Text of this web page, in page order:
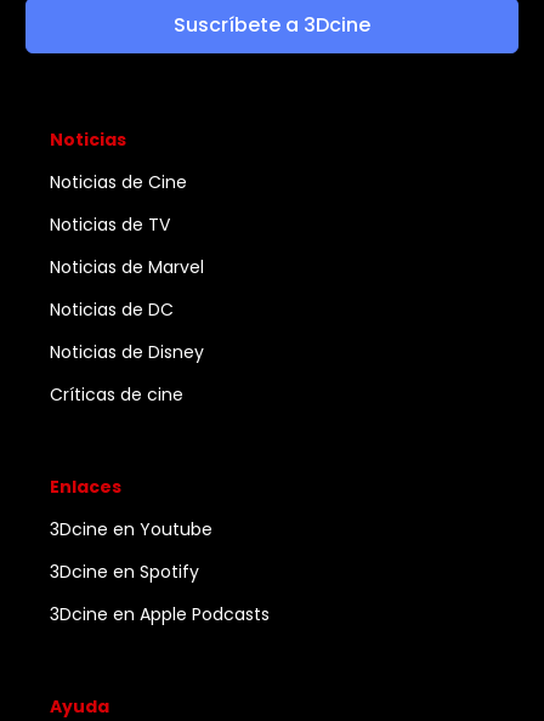
Suscríbete a 3Dcine
Noticias
Noticias de Cine
Noticias de TV
Noticias de Marvel
Noticias de DC
Noticias de Disney
Críticas de cine
Enlaces
3Dcine en Youtube
3Dcine en Spotify
3Dcine en Apple Podcasts
Ayuda